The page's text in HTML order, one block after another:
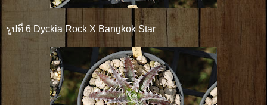
รูปที่ 6 Dyckia Rock X Bangkok Star